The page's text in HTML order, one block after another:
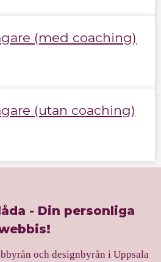
(med coaching)
(utan coaching)
- Din personliga
och designbyrån i Uppsala